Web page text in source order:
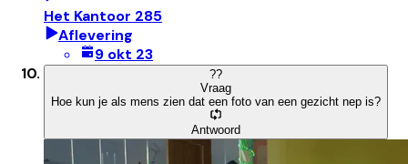
Het Kantoor 285
Aflevering
9 okt 23
??
Vraag
Hoe kun je als mens zien dat een foto van een gezicht nep is?
Antwoord